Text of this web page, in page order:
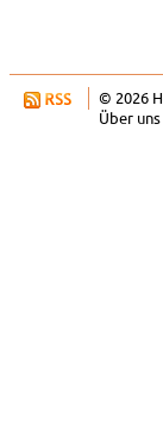
© 2026
Über uns